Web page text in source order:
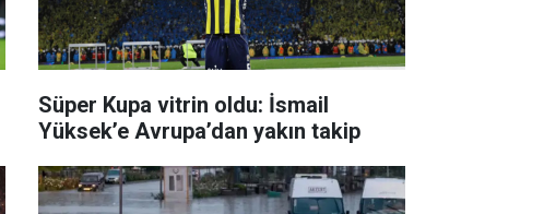
Süper Kupa vitrin oldu: İsmail
Yüksek’e Avrupa’dan yakın takip